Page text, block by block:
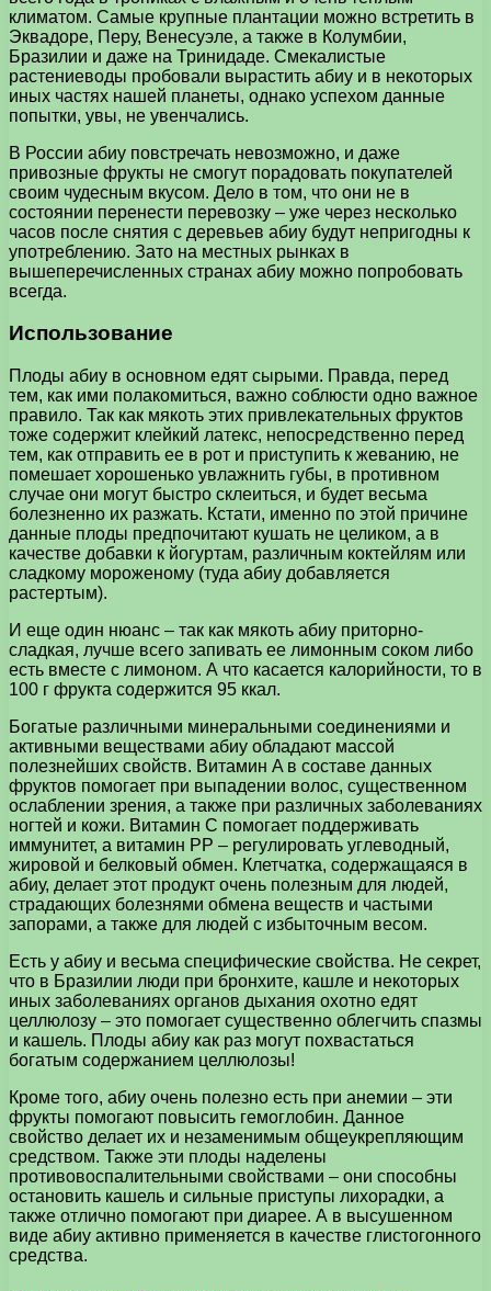
климатом. Самые крупные плантации можно встретить в
Эквадоре, Перу, Венесуэле, а также в Колумбии,
Бразилии и даже на Тринидаде. Смекалистые
растениеводы пробовали вырастить абиу и в некоторых
иных частях нашей планеты, однако успехом данные
попытки, увы, не увенчались.
В России абиу повстречать невозможно, и даже
привозные фрукты не смогут порадовать покупателей
своим чудесным вкусом. Дело в том, что они не в
состоянии перенести перевозку – уже через несколько
часов после снятия с деревьев абиу будут непригодны к
употреблению. Зато на местных рынках в
вышеперечисленных странах абиу можно попробовать
всегда.
Использование
Плоды абиу в основном едят сырыми. Правда, перед
тем, как ими полакомиться, важно соблюсти одно важное
правило. Так как мякоть этих привлекательных фруктов
тоже содержит клейкий латекс, непосредственно перед
тем, как отправить ее в рот и приступить к жеванию, не
помешает хорошенько увлажнить губы, в противном
случае они могут быстро склеиться, и будет весьма
болезненно их разжать. Кстати, именно по этой причине
данные плоды предпочитают кушать не целиком, а в
качестве добавки к йогуртам, различным коктейлям или
сладкому мороженому (туда абиу добавляется
растертым).
И еще один нюанс – так как мякоть абиу приторно-
сладкая, лучше всего запивать ее лимонным соком либо
есть вместе с лимоном. А что касается калорийности, то в
100 г фрукта содержится 95 ккал.
Богатые различными минеральными соединениями и
активными веществами абиу обладают массой
полезнейших свойств. Витамин A в составе данных
фруктов помогает при выпадении волос, существенном
ослаблении зрения, а также при различных заболеваниях
ногтей и кожи. Витамин C помогает поддерживать
иммунитет, а витамин PP – регулировать углеводный,
жировой и белковый обмен. Клетчатка, содержащаяся в
абиу, делает этот продукт очень полезным для людей,
страдающих болезнями обмена веществ и частыми
запорами, а также для людей с избыточным весом.
Есть у абиу и весьма специфические свойства. Не секрет,
что в Бразилии люди при бронхите, кашле и некоторых
иных заболеваниях органов дыхания охотно едят
целлюлозу – это помогает существенно облегчить спазмы
и кашель. Плоды абиу как раз могут похвастаться
богатым содержанием целлюлозы!
Кроме того, абиу очень полезно есть при анемии – эти
фрукты помогают повысить гемоглобин. Данное
свойство делает их и незаменимым общеукрепляющим
средством. Также эти плоды наделены
противовоспалительными свойствами – они способны
остановить кашель и сильные приступы лихорадки, а
также отлично помогают при диарее. А в высушенном
виде абиу активно применяется в качестве глистогонного
средства.